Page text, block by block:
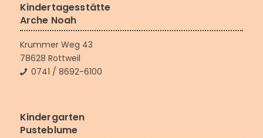
Kindertagesstätte
Arche Noah
Krummer Weg 43
78628 Rottweil
0741 / 8692-6100
Kindergarten
Pusteblume